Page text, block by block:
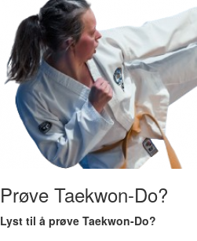
Prøve Taekwon-Do?
Lyst til å prøve Taekwon-Do?